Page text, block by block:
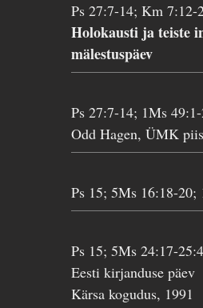
Ps 27:7-14; Km 7:12-
Holokausti ja teiste
mälestuspäev
Ps 27:7-14; 1Ms
Odd Hagen, ÜMK
Ps 15; 5Ms 16:18-20;
Ps 15; 5Ms 24:17-
Eesti kirjanduse päev
Kärsa kogudus, 1991